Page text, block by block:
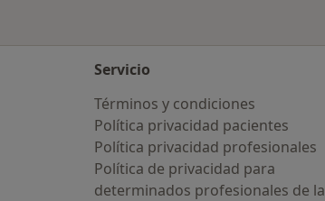
Servicio
Términos y condiciones
Política privacidad pacientes
Política privacidad profesionales
Política de privacidad para
determinados profesionales de la